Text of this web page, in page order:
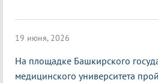
19 июня, 2026
На площадке Башкирского
медицинского университета